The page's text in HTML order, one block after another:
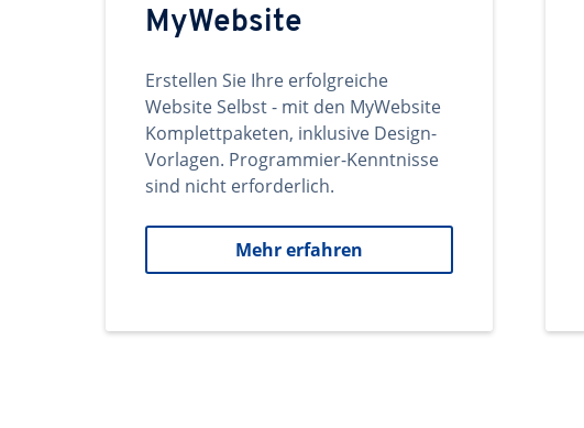
MyWebsite
Erstellen Sie Ihre erfolgreiche
Website Selbst - mit den MyWebsite
Komplettpaketen, inklusive Design-
Vorlagen. Programmier-Kenntnisse
sind nicht erforderlich.
Mehr erfahren